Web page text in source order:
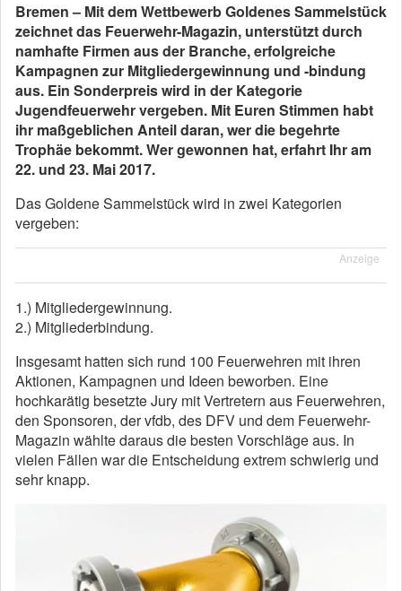
Bremen – Mit dem Wettbewerb Goldenes Sammelstück
zeichnet das Feuerwehr-Magazin, unterstützt durch
namhafte Firmen aus der Branche, erfolgreiche
Kampagnen zur Mitgliedergewinnung und -bindung
aus. Ein Sonderpreis wird in der Kategorie
Jugendfeuerwehr vergeben. Mit Euren Stimmen habt
ihr maßgeblichen Anteil daran, wer die begehrte
Trophäe bekommt. Wer gewonnen hat, erfahrt Ihr am
22. und 23. Mai 2017.
Das Goldene Sammelstück wird in zwei Kategorien
vergeben:
Anzeige
1.) Mitgliedergewinnung.
2.) Mitgliederbindung.
Insgesamt hatten sich rund 100 Feuerwehren mit ihren
Aktionen, Kampagnen und Ideen beworben. Eine
hochkarätig besetzte Jury mit Vertretern aus Feuerwehren,
den Sponsoren, der vfdb, des DFV und dem Feuerwehr-
Magazin wählte daraus die besten Vorschläge aus. In
vielen Fällen war die Entscheidung extrem schwierig und
sehr knapp.